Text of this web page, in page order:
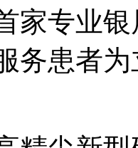
家专业
务患者